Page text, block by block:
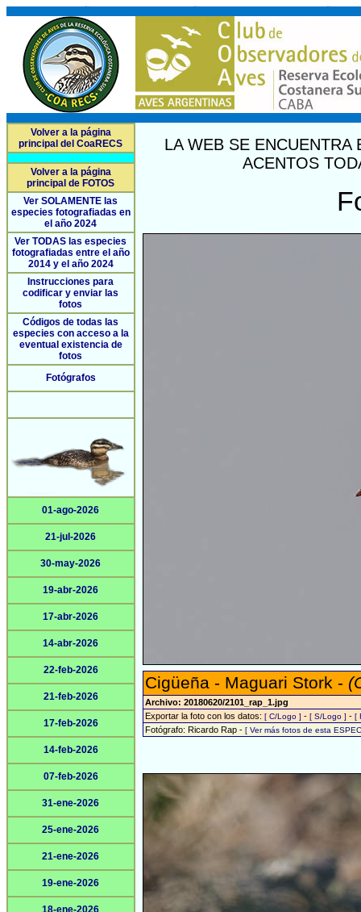
Volver a la página
principal del CoaRECS
Volver a la página
principal de FOTOS
Ver SOLAMENTE las
especies fotografiadas en
el año 2024
Ver TODAS las especies
fotografiadas entre el año
2014 y el año 2024
Instrucciones para
codificar y enviar las
fotos
Códigos de todas las
especies con acceso a la
eventual existencia de
fotos
Fotógrafos
01-ago-2026
21-jul-2026
30-may-2026
19-abr-2026
17-abr-2026
14-abr-2026
22-feb-2026
21-feb-2026
17-feb-2026
14-feb-2026
07-feb-2026
31-ene-2026
25-ene-2026
21-ene-2026
19-ene-2026
18-ene-2026
LA WEB SE
ACENTOS
Cigüeña - Maguari Stork -
Archivo: 20180620/2101_rap_1.jpg
Exportar la foto con los datos: [ C/Logo ] - [ S/Logo ] - [
Fotógrafo: Ricardo Rap - [ Ver más fotos de esta